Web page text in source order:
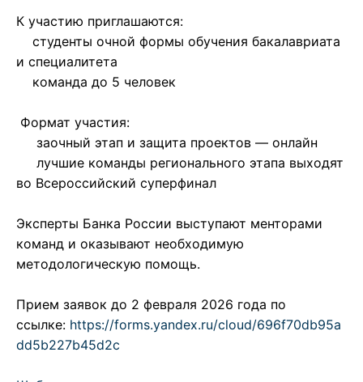
К участию приглашаются:
студенты очной формы обучения бакалавриата
и специалитета
команда до 5 человек
Формат участия:
заочный этап и защита проектов — онлайн
лучшие команды регионального этапа выходят
во Всероссийский суперфинал
Эксперты Банка России выступают менторами
команд и оказывают необходимую
методологическую помощь.
Прием заявок до 2 февраля 2026 года по
ссылке: https://forms.yandex.ru/cloud/696f70db95a
dd5b227b45d2c